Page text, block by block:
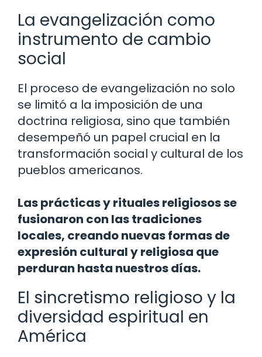
La evangelización como
instrumento de cambio
social
El proceso de evangelización no solo
se limitó a la imposición de una
doctrina religiosa, sino que también
desempeñó un papel crucial en la
transformación social y cultural de los
pueblos americanos.
Las prácticas y rituales religiosos se
fusionaron con las tradiciones
locales, creando nuevas formas de
expresión cultural y religiosa que
perduran hasta nuestros días.
El sincretismo religioso y la
diversidad espiritual en
América